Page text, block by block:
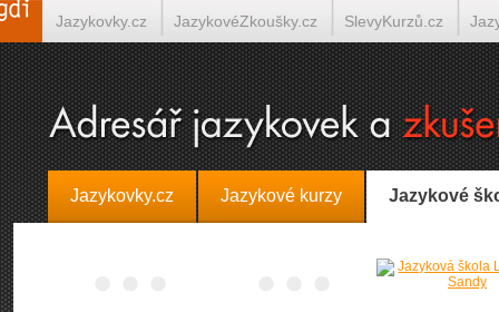
Jazykovky.cz Jazykové kurzy Jazykové
Jazykovky.cz JazykovéZkoušky.cz SlevyKurzů.cz
Španělština on-line Italština on-line Tlumočení-